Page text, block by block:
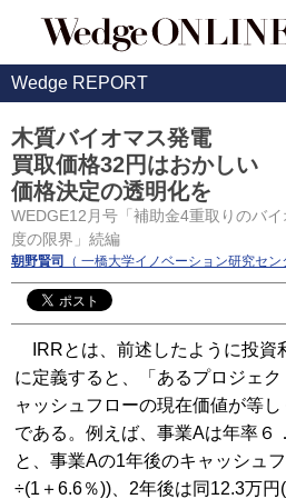
Wedge REPORT
木質バイオマス発電
買取価格32円はおかしい
価格決定の透明化を
WEDGE12月号「補助金4重取りのバ
度の限界」続編
朝野賢司 （ 一橋大学イノベーション研究セン
IRRとは、前述したように投資
に定義すると、「あるプロジェ
ャッシュフローの現在価値が等し
である。例えば、事業Aは年率６
と、事業Aの1年後のキャッシュ
÷(1＋6.6％))、2年後は同12.3万円